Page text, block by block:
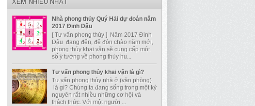
XEM NHIỀU NHẤT
Nhà phong thủy Quý Hải dự đoán năm
2017 Đinh Dậu
[ Tư vấn phong thủy ] Năm 2017 Đinh
Dậu đang đến, để đón chào năm mới,
phong thủy khai vận sẽ cung cấp một
số ý tưởng về phong thủy hu...
Tư vấn phong thủy khai vận là gì?
Tư vấn phong thủy nhà ở (văn phòng)
là gì? Chúng ta đang sống trong một kỷ
nguyên rất nhiều những cơ hội và
thách thức. Với một người ...